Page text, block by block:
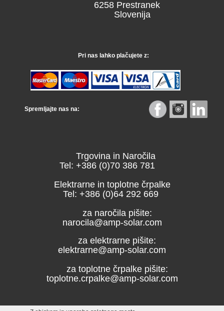
6258 Prestranek
Slovenija
Pri nas lahko plačujete z:
Spremljajte nas na:
Trgovina in Naročila
Tel: +386 (0)70 386 781
Elektrarne in toplotne črpalke
Tel: +386 (0)64 292 669
za naročila pišite:
narocila@amp-solar.com
za elektrarne pišite:
elektrarne@amp-solar.com
za toplotne črpalke pišite:
toplotne.crpalke@amp-solar.com